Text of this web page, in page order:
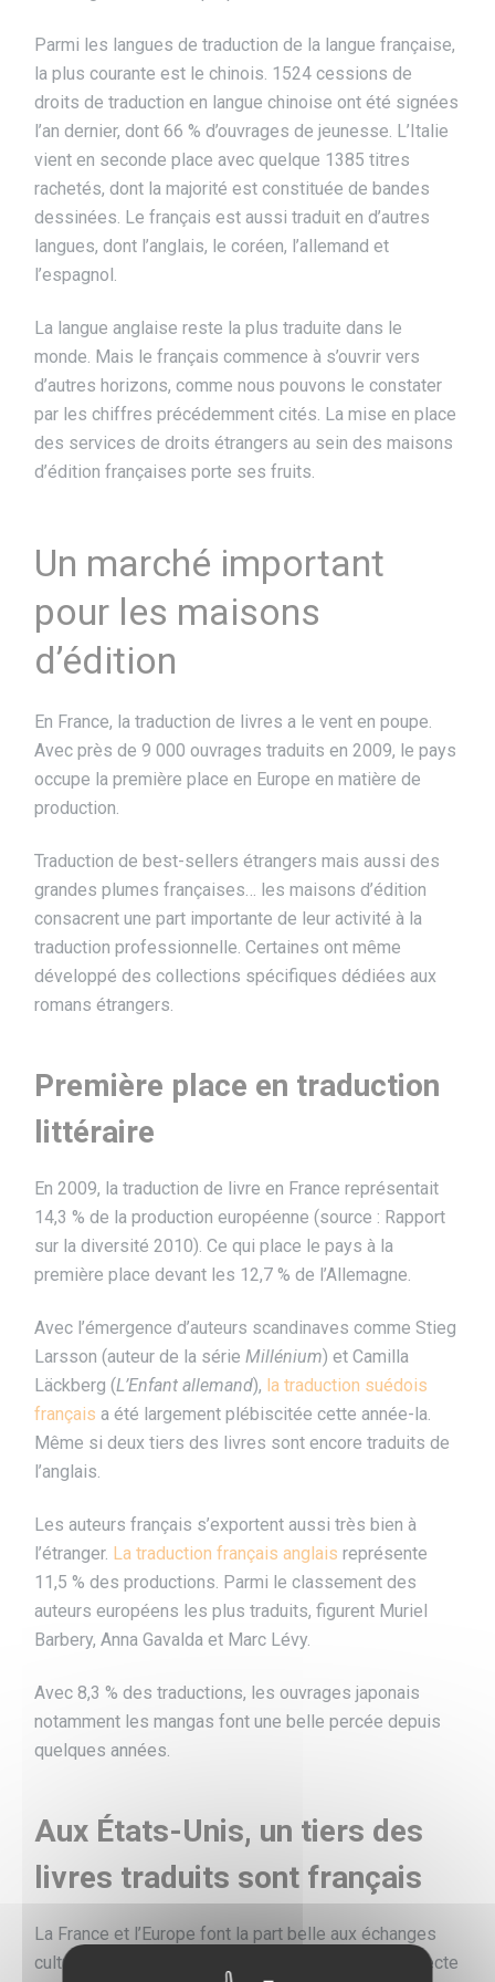
Parmi les langues de traduction de la langue française,
la plus courante est le chinois. 1524 cessions de
droits de traduction en langue chinoise ont été signées
l’an dernier, dont 66 % d’ouvrages de jeunesse. L’Italie
vient en seconde place avec quelque 1385 titres
rachetés, dont la majorité est constituée de bandes
dessinées. Le français est aussi traduit en d’autres
langues, dont l’anglais, le coréen, l’allemand et
l’espagnol.
La langue anglaise reste la plus traduite dans le
monde. Mais le français commence à s’ouvrir vers
d’autres horizons, comme nous pouvons le constater
par les chiffres précédemment cités. La mise en place
des services de droits étrangers au sein des maisons
d’édition françaises porte ses fruits.
Un marché important
pour les maisons
d’édition
En France, la traduction de livres a le vent en poupe.
Avec près de 9 000 ouvrages traduits en 2009, le pays
occupe la première place en Europe en matière de
production.
Traduction de best-sellers étrangers mais aussi des
grandes plumes françaises… les maisons d’édition
consacrent une part importante de leur activité à la
traduction professionnelle. Certaines ont même
développé des collections spécifiques dédiées aux
romans étrangers.
Première place en traduction
littéraire
En 2009, la traduction de livre en France représentait
14,3 % de la production européenne (source : Rapport
sur la diversité 2010). Ce qui place le pays à la
première place devant les 12,7 % de l’Allemagne.
Avec l’émergence d’auteurs scandinaves comme Stieg
Larsson (auteur de la série Millénium) et Camilla
Läckberg (L’Enfant allemand), la traduction suédois
français a été largement plébiscitée cette année-la.
Même si deux tiers des livres sont encore traduits de
l’anglais.
Les auteurs français s’exportent aussi très bien à
l’étranger. La traduction français anglais représente
11,5 % des productions. Parmi le classement des
auteurs européens les plus traduits, figurent Muriel
Barbery, Anna Gavalda et Marc Lévy.
Avec 8,3 % des traductions, les ouvrages japonais
notamment les mangas font une belle percée depuis
quelques années.
Aux États-Unis, un tiers des
livres traduits sont français
La France et l’Europe font la part belle aux échanges
culturels, quand on sait que l’édition américaine affecte